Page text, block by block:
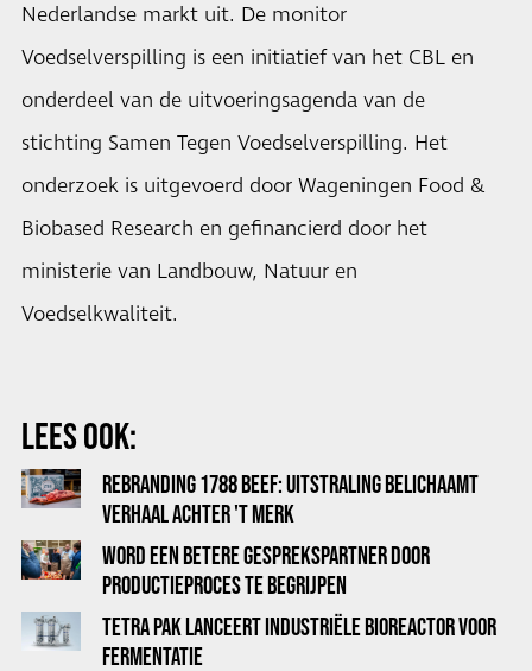
Nederlandse markt uit. De monitor
Voedselverspilling is een initiatief van het CBL en
onderdeel van de uitvoeringsagenda van de
stichting Samen Tegen Voedselverspilling. Het
onderzoek is uitgevoerd door Wageningen Food &
Biobased Research en gefinancierd door het
ministerie van Landbouw, Natuur en
Voedselkwaliteit.
LEES OOK:
REBRANDING 1788 BEEF: UITSTRALING BELICHAAMT
VERHAAL ACHTER 'T MERK
WORD EEN BETERE GESPREKSPARTNER DOOR
PRODUCTIEPROCES TE BEGRIJPEN
TETRA PAK LANCEERT INDUSTRIËLE BIOREACTOR VOOR
FERMENTATIE